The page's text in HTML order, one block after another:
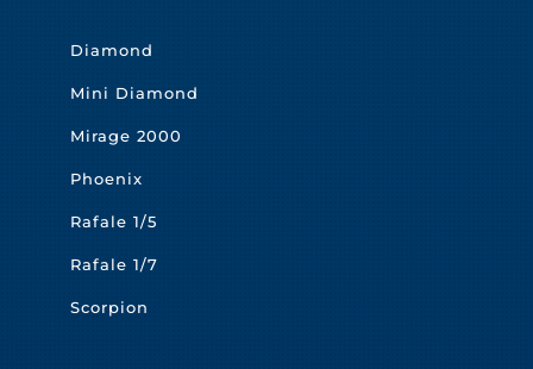
Diamond
Mini Diamond
Mirage 2000
Phoenix
Rafale 1/5
Rafale 1/7
Scorpion